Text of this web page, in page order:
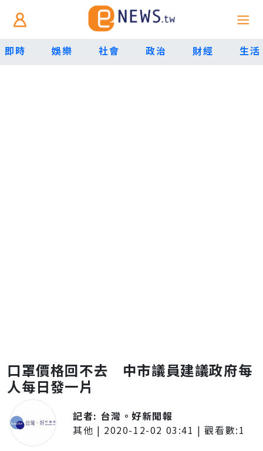
即時 娛樂 社會 政治 財經 生活
口罩價格回不去 中市議員建議政府每
人每日發一片
記者: 台灣。好新聞報
其他 | 2020-12-02 03:41 | 觀看數:1